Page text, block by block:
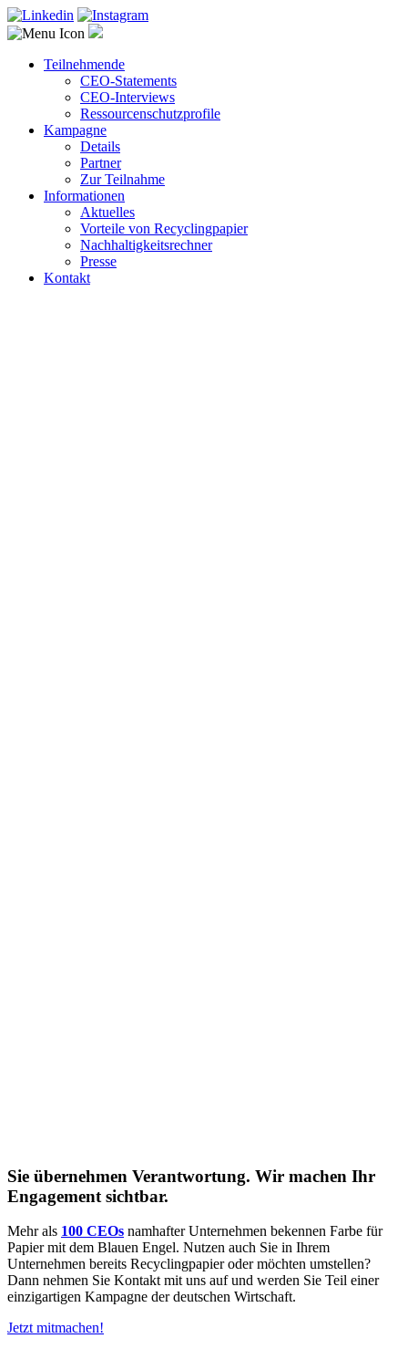
Teilnehmende
CEO-Statements
CEO-Interviews
Ressourcenschutzprofile
Kampagne
Details
Partner
Zur Teilnahme
Informationen
Aktuelles
Vorteile von Recyclingpapier
Nachhaltigkeitsrechner
Presse
Kontakt
Sie übernehmen Verantwortung. Wir machen Ihr
Engagement sichtbar.
Mehr als 100 CEOs namhafter Unternehmen bekennen Farbe für
Papier mit dem Blauen Engel. Nutzen auch Sie in Ihrem
Unternehmen bereits Recyclingpapier oder möchten umstellen?
Dann nehmen Sie Kontakt mit uns auf und werden Sie Teil einer
einzigartigen Kampagne der deutschen Wirtschaft.
Jetzt mitmachen!